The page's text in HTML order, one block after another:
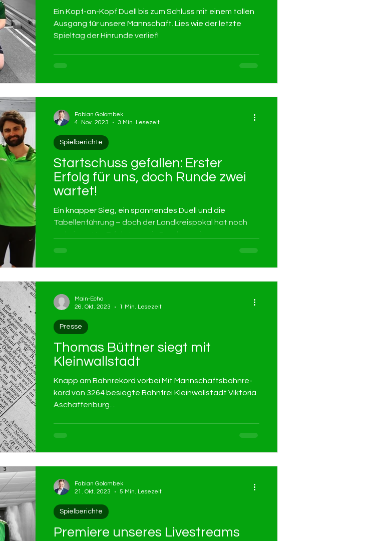
Ein Kopf-an-Kopf Duell bis zum Schluss mit einem tollen
Ausgang für unsere Mannschaft. Lies wie der letzte
Spieltag der Hinrunde verlief!
Startschuss gefallen: Erster
Erfolg für uns, doch Runde zwei
wartet!
Ein knapper Sieg, ein spannendes Duell und die
Tabellenführung – doch der Landkreispokal hat noch
mehr in petto. Erfahrt, was in Runde zwei!
Spielberichte
Fabian Golombek
4. Nov. 2023
3 Min. Lesezeit
Thomas Büttner siegt mit
Kleinwallstadt
Knapp am Bahnrekord vorbei Mit Mann­schafts­bahn­re­
kord von 3264 be­sieg­te Bahn­f­rei Klein­wall­stadt Vik­to­ria
Aschaf­fen­burg....
Presse
Main-Echo
26. Okt. 2023
1 Min. Lesezeit
Premiere unseres Livestreams
Spielberichte
Fabian Golombek
21. Okt. 2023
5 Min. Lesezeit